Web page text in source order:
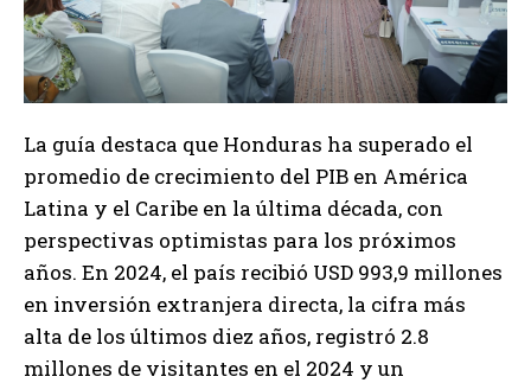
La guía destaca que Honduras ha superado el
promedio de crecimiento del PIB en América
Latina y el Caribe en la última década, con
perspectivas optimistas para los próximos
años. En 2024, el país recibió USD 993,9 millones
en inversión extranjera directa, la cifra más
alta de los últimos diez años, registró 2.8
millones de visitantes en el 2024 y un